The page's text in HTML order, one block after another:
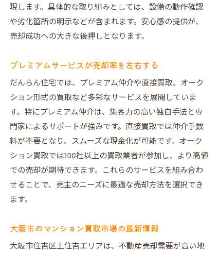
現します。具体的な取り組みとしては、設備の動作確認
や劣化箇所の明示などが含まれます。安心感の提供が、
売却成功への大きな後押しとなります。
プレミアムサービスが売却率を左右する
だんらん住宅では、プレミアム仲介や直接買取、オーク
ション形式の買取など多彩なサービスを展開していま
す。特にプレミアム仲介は、集客力の高い独自手法と専
門家によるサポートが強みです。直接買取では仲介手数
料が不要となり、スムーズな現金化が可能です。オーク
ション買取では100社以上の買取業者が参加し、より高値
での売却が期待できます。これらのサービスを組み合わ
せることで、売主のニーズに最適な売却方法を選択でき
ます。
大阪市のマンション買取市場の最新情報
大阪市住吉区上住吉エリアは、不動産売却需要が高い地